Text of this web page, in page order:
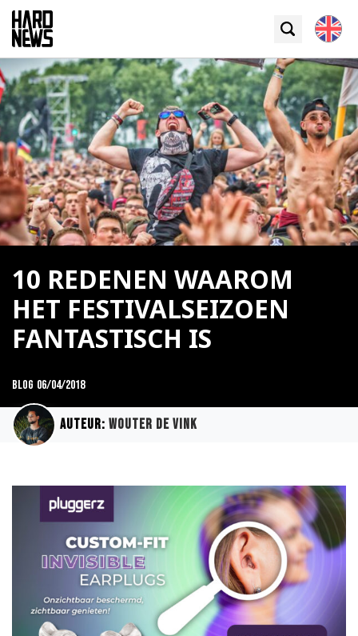
10 REDENEN WAAROM
HET FESTIVALSEIZOEN
FANTASTISCH IS
Blog 06/04/2018
Auteur: Wouter de Vink